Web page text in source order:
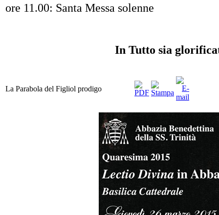
ore 11.00: Santa Messa solenne
In Tutto sia
La Parabola del Figliol prodigo